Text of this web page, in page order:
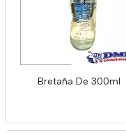
Bretaña De 300ml